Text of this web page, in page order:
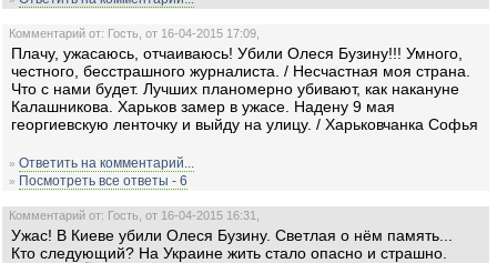
Комментарий от: Гость, от 16-04-2015 17:09,
Плачу, ужасаюсь, отчаиваюсь! Убили Олеся Бузину!!! Умного,
честного, бесстрашного журналиста. / Несчастная моя страна.
Что с нами будет. Лучших планомерно убивают, как накануне
Калашникова. Харьков замер в ужасе. Надену 9 мая
георгиевскую ленточку и выйду на улицу. / Харьковчанка Софья
» Ответить на комментарий...
» Посмотреть все ответы - 6
Комментарий от: Гость, от 16-04-2015 16:31,
Ужас! В Киеве убили Олеся Бузину. Светлая о нём память...
Кто следующий? На Украине жить стало опасно и страшно.